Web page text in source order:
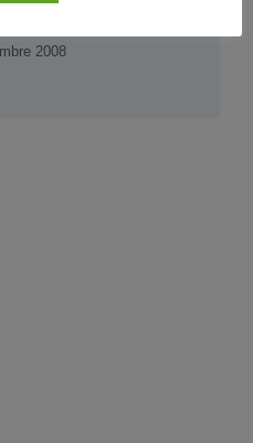
2008